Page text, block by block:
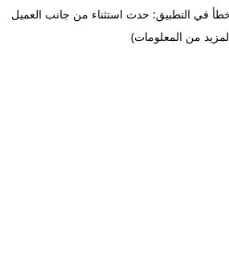
في التطبيق: حدث استثناء من جانب العميل
لمزيد من المعلومات)